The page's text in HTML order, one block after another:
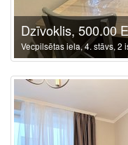
Dzīvoklis, 500.00
Vecpilsētas iela, 4. stāvs, 2